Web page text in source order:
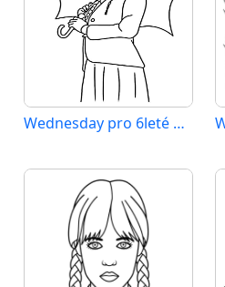
Wednesday pro 6leté Děti